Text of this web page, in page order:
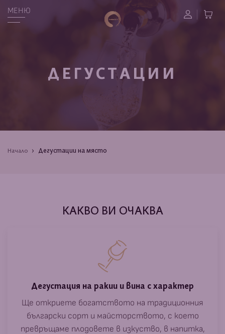
МЕНЮ
ДЕГУСТАЦИИ
Начало Дегустации на място
КАКВО ВИ ОЧАКВА
Дегустация на ракии и вина с характер
Ще откриете богатството на традиционния
български сорт и майсторството, с което
превръщаме плодовете в изкуство, в напитка,